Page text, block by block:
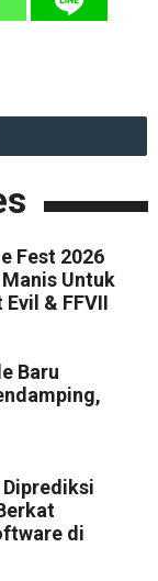
Fest 2026
Untuk
Evil & FFVII
Baru
di